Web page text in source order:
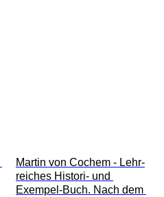
Martin von Cochem - Lehr-
reiches Histori- und
Exempel-Buch. Nach dem